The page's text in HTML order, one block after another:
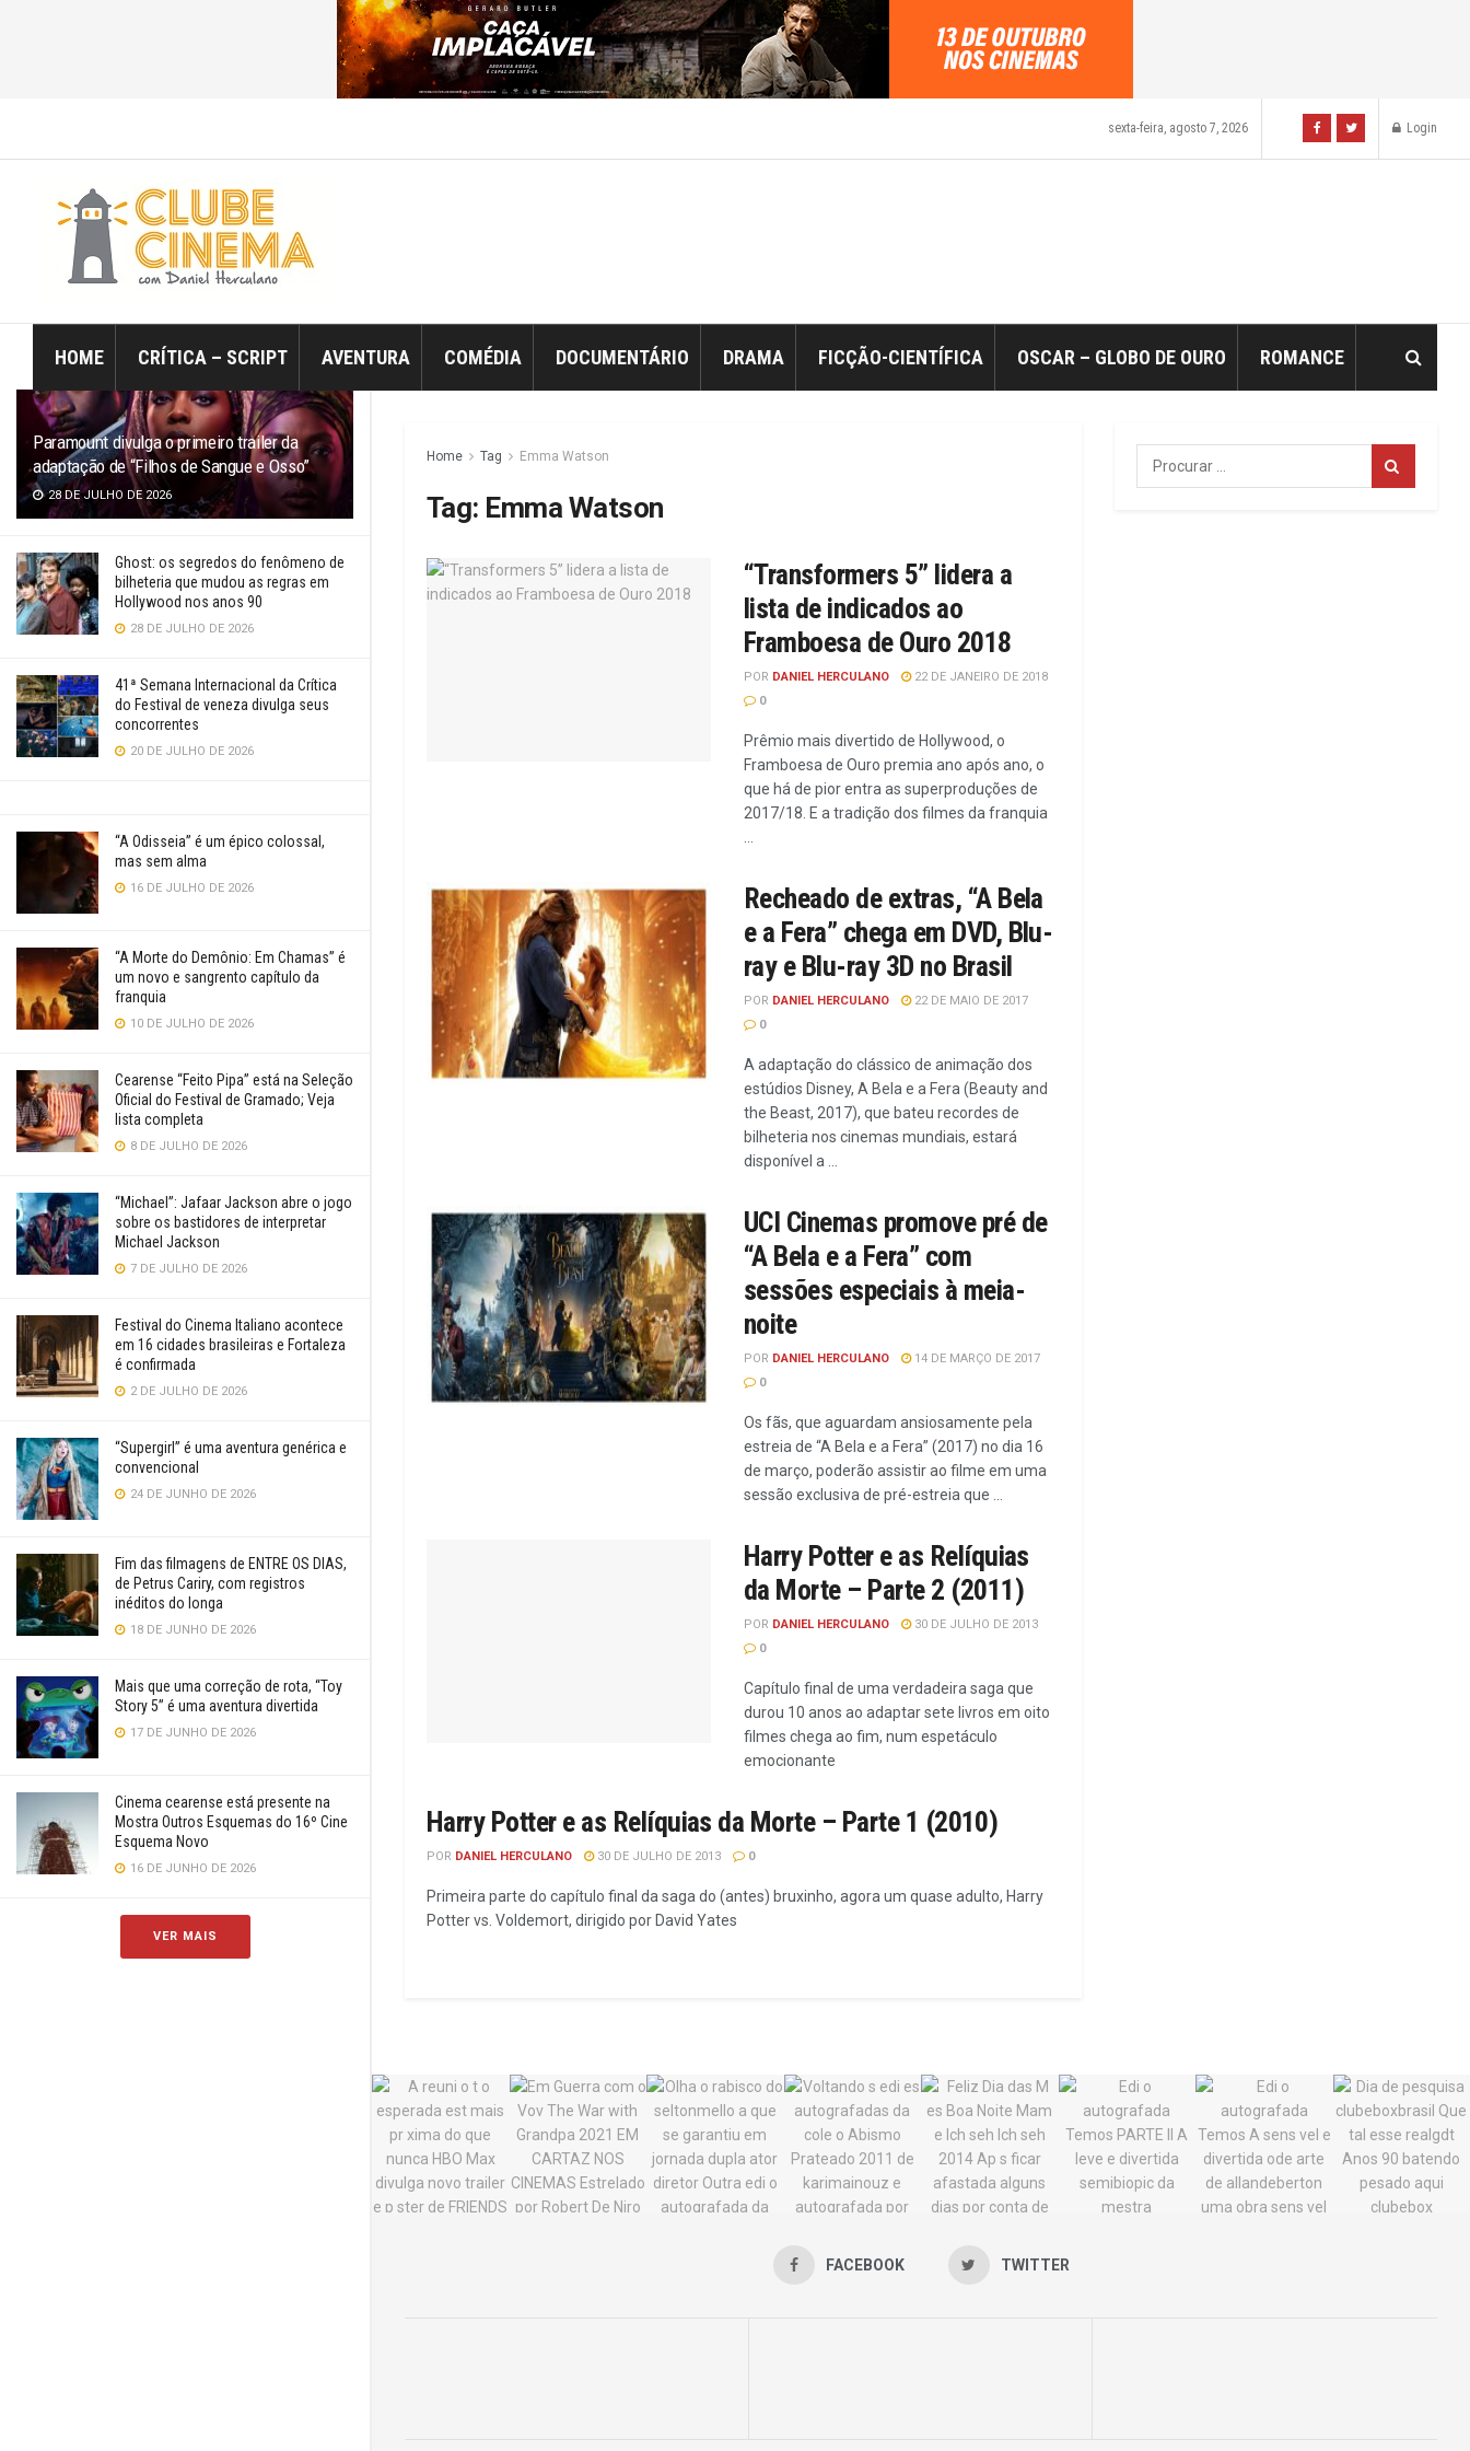
Paramount divulga o primeiro trailer da
adaptação de “Filhos de Sangue e Osso”
28 DE JULHO DE 2026
Ghost: os segredos do fenômeno de
bilheteria que mudou as regras em
Hollywood nos anos 90
28 DE JULHO DE 2026
41ª Semana Internacional da Crítica
do Festival de veneza divulga seus
concorrentes
20 DE JULHO DE 2026
“A Odisseia” é um épico colossal,
mas sem alma
16 DE JULHO DE 2026
“A Morte do Demônio: Em Chamas” é
um novo e sangrento capítulo da
franquia
10 DE JULHO DE 2026
Cearense “Feito Pipa” está na Seleção
Oficial do Festival de Gramado; Veja
lista completa
8 DE JULHO DE 2026
“Michael”: Jafaar Jackson abre o jogo
sobre os bastidores de interpretar
Michael Jackson
7 DE JULHO DE 2026
Festival do Cinema Italiano acontece
em 16 cidades brasileiras e Fortaleza
é confirmada
2 DE JULHO DE 2026
“Supergirl” é uma aventura genérica e
convencional
24 DE JUNHO DE 2026
Fim das filmagens de ENTRE OS DIAS,
de Petrus Cariry, com registros
inéditos do longa
18 DE JUNHO DE 2026
Mais que uma correção de rota, “Toy
Story 5” é uma aventura divertida
17 DE JUNHO DE 2026
Cinema cearense está presente na
Mostra Outros Esquemas do 16º Cine
Esquema Novo
16 DE JUNHO DE 2026
VER MAIS
sexta-feira, agosto 7, 2026 Login
HOME CRÍTICA – SCRIPT AVENTURA COMÉDIA DOCUMENTÁRIO DRAMA FICÇÃO-CIENTÍFICA OSCAR – GLOBO DE OURO ROMANCE
Home Tag Emma Watson
Tag: Emma Watson
“Transformers 5” lidera a
lista de indicados ao
Framboesa de Ouro 2018
POR DANIEL HERCULANO
22 DE JANEIRO DE 2018
0
Prêmio mais divertido de Hollywood, o
Framboesa de Ouro premia ano após ano, o
que há de pior entra as superproduções de
2017/18. E a tradição dos filmes da franquia
Recheado de extras, “A Bela
e a Fera” chega em DVD, Blu-
ray e Blu-ray 3D no Brasil
POR DANIEL HERCULANO
22 DE MAIO DE 2017
0
A adaptação do clássico de animação dos
estúdios Disney, A Bela e a Fera (Beauty and
the Beast, 2017), que bateu recordes de
bilheteria nos cinemas mundiais, estará
disponível a ...
UCI Cinemas promove pré de
“A Bela e a Fera” com
sessões especiais à meia-
noite
POR DANIEL HERCULANO
14 DE MARÇO DE 2017
0
Os fãs, que aguardam ansiosamente pela
estreia de “A Bela e a Fera” (2017) no dia 16
de março, poderão assistir ao filme em uma
sessão exclusiva de pré-estreia que ...
Harry Potter e as Relíquias
da Morte – Parte 2 (2011)
POR DANIEL HERCULANO
30 DE JULHO DE 2013
0
Capítulo final de uma verdadeira saga que
durou 10 anos ao adaptar sete livros em oito
filmes chega ao fim, num espetáculo
emocionante
Harry Potter e as Relíquias da Morte – Parte 1 (2010)
POR DANIEL HERCULANO 30 DE JULHO DE 2013 0
Primeira parte do capítulo final da saga do (antes) bruxinho, agora um quase adulto, Harry
Potter vs. Voldemort, dirigido por David Yates
FACEBOOK TWITTER